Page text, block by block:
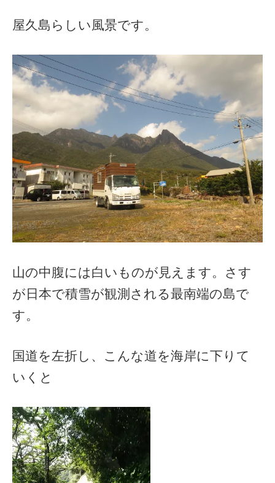
屋久島らしい風景です。
山の中腹には白いものが見えます。さす
が日本で積雪が観測される最南端の島で
す。
国道を左折し、こんな道を海岸に下りて
いくと